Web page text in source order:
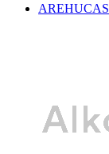
AREHUCAS